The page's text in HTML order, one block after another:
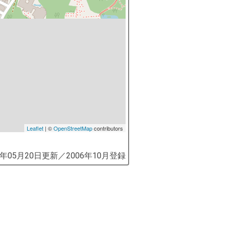
Leaflet | ©OpenStreetMapcontributors
05月20日 更新／2006年10月 登録